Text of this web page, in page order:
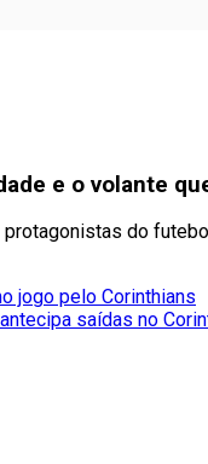
e o volante
do
jogo pelo Corinthians
saídas no